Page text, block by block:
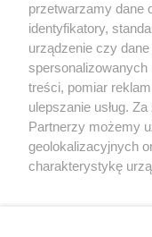
O nas
Wydarzenia
Zapisz
Dołącz do
przetwarzamy dane
identyfikatory,
urządzenie czy
treści, pomiar
ulepszanie usług.
Partnerzy możemy
geolokalizacyjnych
charakterystykę